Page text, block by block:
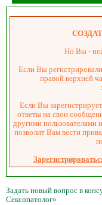
Но Вы -
Если Вы
правой верхней
Если Вы
ответы на свои
другими пользователями
позволит Вам вести
Задать новый вопрос в
Сексопатолог»